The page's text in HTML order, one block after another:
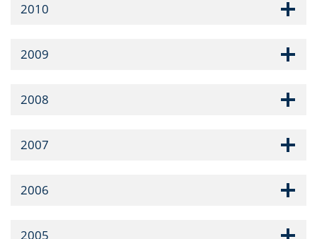
2010
2009
2008
2007
2006
2005